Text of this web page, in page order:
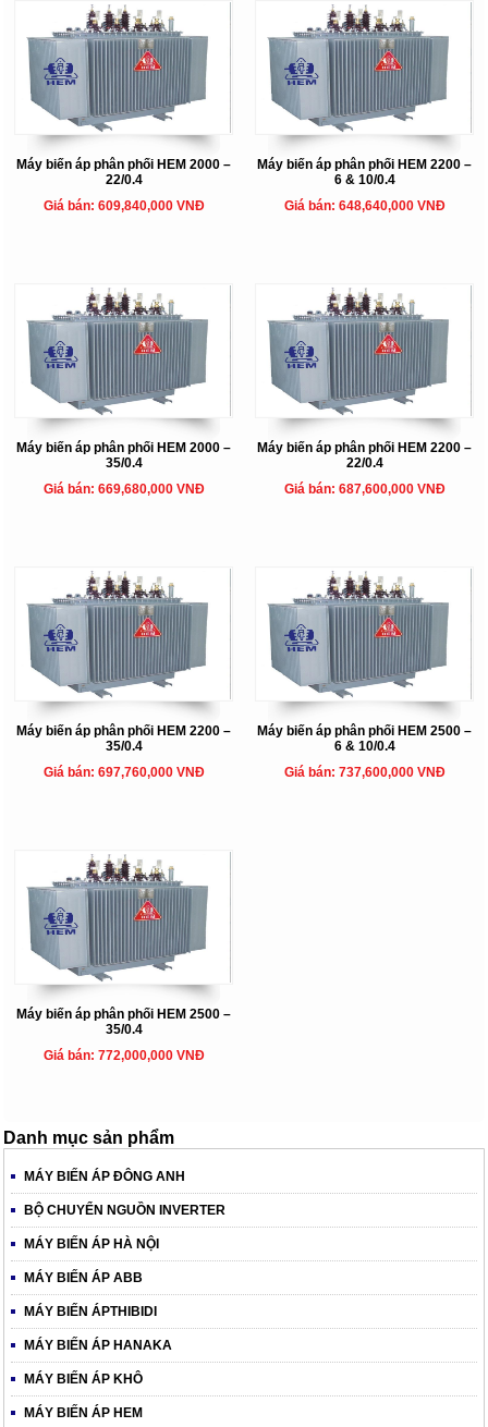
Máy biến áp phân phối HEM 2000 –
22/0.4
Giá bán: 609,840,000 VNĐ
Máy biến áp phân phối HEM 2200 –
6 & 10/0.4
Giá bán: 648,640,000 VNĐ
Máy biến áp phân phối HEM 2000 –
35/0.4
Giá bán: 669,680,000 VNĐ
Máy biến áp phân phối HEM 2200 –
22/0.4
Giá bán: 687,600,000 VNĐ
Máy biến áp phân phối HEM 2200 –
35/0.4
Giá bán: 697,760,000 VNĐ
Máy biến áp phân phối HEM 2500 –
6 & 10/0.4
Giá bán: 737,600,000 VNĐ
Máy biến áp phân phối HEM 2500 –
35/0.4
Giá bán: 772,000,000 VNĐ
Danh mục sản phẩm
MÁY BIẾN ÁP ĐÔNG ANH
BỘ CHUYỂN NGUỒN INVERTER
MÁY BIẾN ÁP HÀ NỘI
MÁY BIẾN ÁP ABB
MÁY BIẾN ÁPTHIBIDI
MÁY BIẾN ÁP HANAKA
MÁY BIẾN ÁP KHÔ
MÁY BIẾN ÁP HEM